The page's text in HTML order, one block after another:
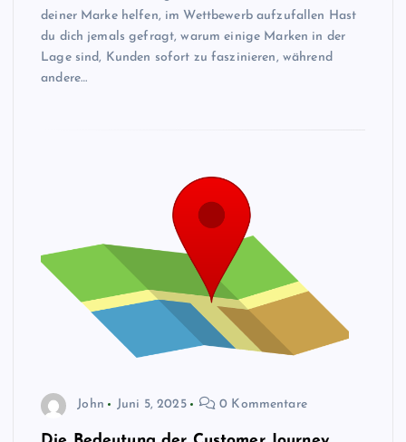
deiner Marke helfen, im Wettbewerb aufzufallen Hast
du dich jemals gefragt, warum einige Marken in der
Lage sind, Kunden sofort zu faszinieren, während
andere…
John Juni 5, 2025 0 Kommentare